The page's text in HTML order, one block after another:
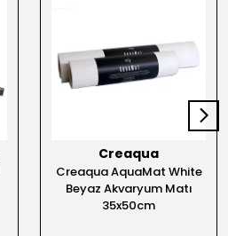
Creaqua
Creaqua AquaMat White
Beyaz Akvaryum Matı
35x50cm